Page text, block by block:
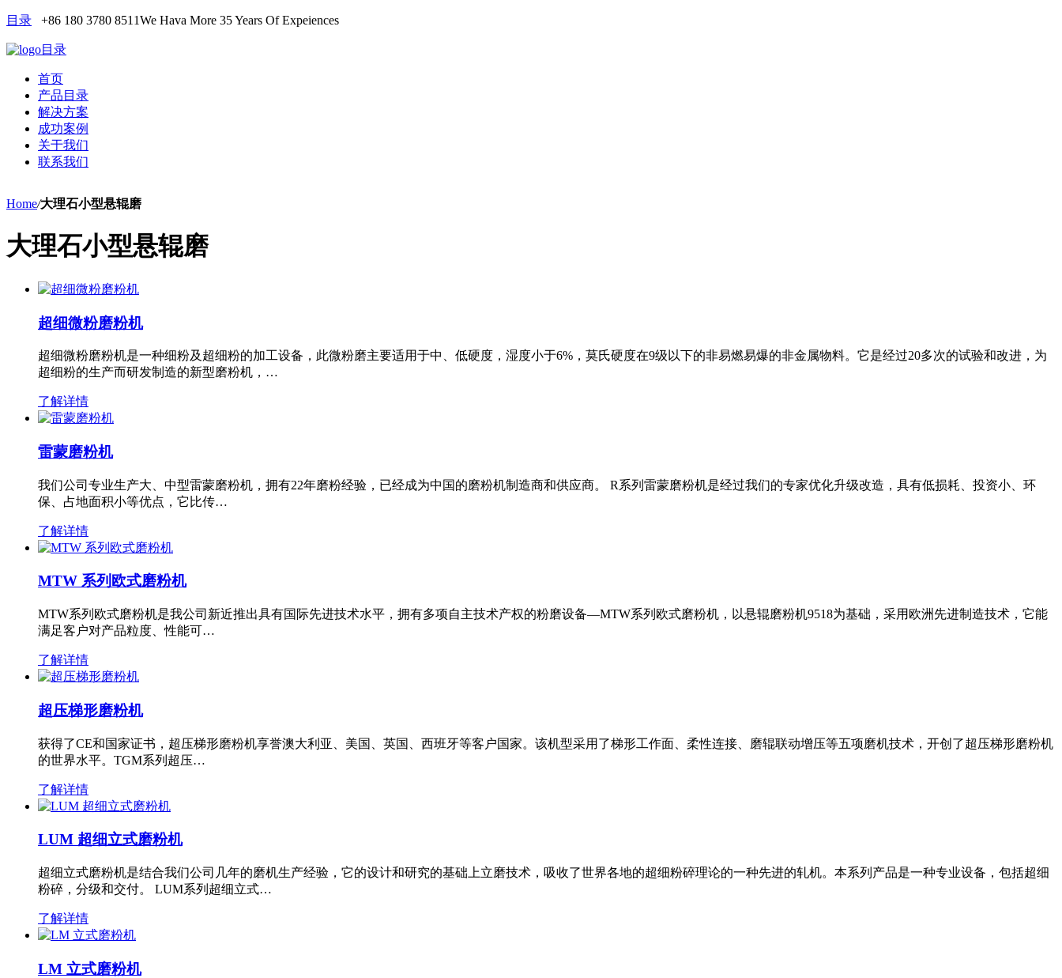
目录 +86 180 3780 8511We Hava More 35 Years Of Expeiences
目录
首页
产品目录
解决方案
成功案例
关于我们
联系我们
Home/大理石小型悬辊磨
大理石小型悬辊磨
超细微粉磨粉机
超细微粉磨粉机是一种细粉及超细粉的加工设备，此微粉磨主要适用于中、低硬度，湿度小于6%，莫氏硬度在9级以下的非易燃易爆的非金属物料。它是经过20多次的试验和改进，为
超细粉的生产而研发制造的新型磨粉机，…
了解详情
雷蒙磨粉机
我们公司专业生产大、中型雷蒙磨粉机，拥有22年磨粉经验，已经成为中国的磨粉机制造商和供应商。 R系列雷蒙磨粉机是经过我们的专家优化升级改造，具有低损耗、投资小、环
保、占地面积小等优点，它比传…
了解详情
MTW 系列欧式磨粉机
MTW系列欧式磨粉机是我公司新近推出具有国际先进技术水平，拥有多项自主技术产权的粉磨设备—MTW系列欧式磨粉机，以悬辊磨粉机9518为基础，采用欧洲先进制造技术，它能
满足客户对产品粒度、性能可…
了解详情
超压梯形磨粉机
获得了CE和国家证书，超压梯形磨粉机享誉澳大利亚、美国、英国、西班牙等客户国家。该机型采用了梯形工作面、柔性连接、磨辊联动增压等五项磨机技术，开创了超压梯形磨粉机
的世界水平。TGM系列超压…
了解详情
LUM 超细立式磨粉机
超细立式磨粉机是结合我们公司几年的磨机生产经验，它的设计和研究的基础上立磨技术，吸收了世界各地的超细粉碎理论的一种先进的轧机。本系列产品是一种专业设备，包括超细
粉碎，分级和交付。 LUM系列超细立式…
了解详情
LM 立式磨粉机